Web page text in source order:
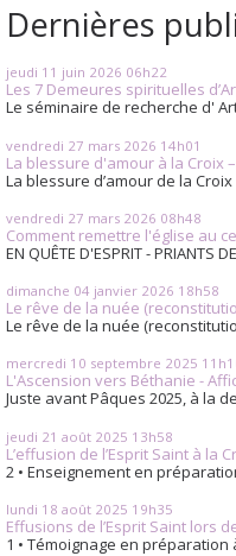
Dernières
jeudi 11 juin 2026 06h22
Les 7 Demeures spirituelles
Le séminaire de recherche d'
vendredi 27 mars 2026 14h01
La blessure d'amour à la Croix –
La blessure d’amour de la Croix
vendredi 27 mars 2026 08h48
Comment remettre l'église au
EN QUÊTE D'ESPRIT - PRIANTS
dimanche 04 janvier 2026 18h58
Le rêve de la nuée
Le rêve de la nuée
mercredi 10 septembre 2025
L'Ascension vers Béthanie -
Juste avant Pâques 2025, à la
jeudi 21 août 2025 13h58
L’effusion de l’Esprit Saint à la
2 • Enseignement en
lundi 18 août 2025 19h35
Effusions de l’Esprit Saint lors
1 • Témoignage en préparation